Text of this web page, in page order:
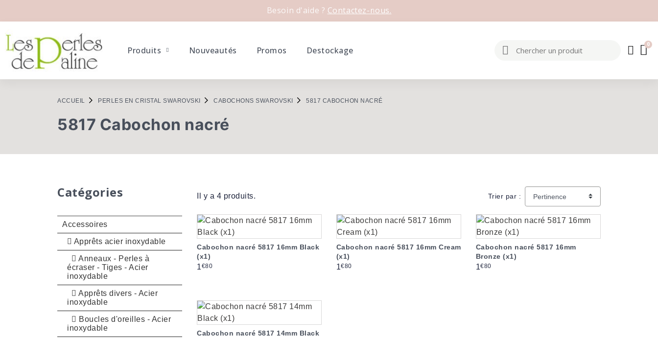
Besoin d'aide ? Contactez-nous.
Produits Nouveautés Promos Destockage
ACCUEIL PERLES EN CRISTAL SWAROVSKI CABOCHONS SWAROVSKI 5817 CABOCHON NACRÉ
5817 Cabochon nacré
Catégories
Accessoires
Apprêts acier inoxydable
Anneaux - Perles à
écraser - Tiges - Acier
inoxydable
Apprêts divers - Acier
inoxydable
Boucles d'oreilles - Acier
inoxydable
Il y a 4 produits. Trier par :
Cabochon nacré 5817 16mm Black
(x1)
Prix
1€80
Cabochon nacré 5817 16mm Cream
(x1)
Prix
1€80
Cabochon nacré 5817 16mm
Bronze (x1)
Prix
1€80
Cabochon nacré 5817 14mm Black